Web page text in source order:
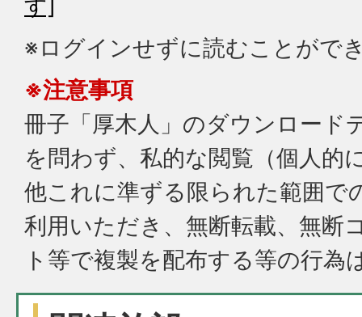
す]
※ログインせずに読むことがで
※注意事項
冊子「厚木人」のダウンロード
を問わず、私的な閲覧（個人的
他これに準ずる限られた範囲で
利用いただき、無断転載、無断
ト等で複製を配布する等の行為